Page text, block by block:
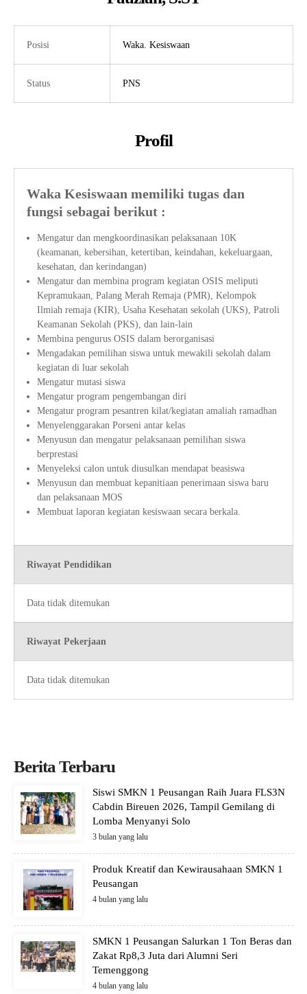
Materi Pemograman Dasar
Sistem Komputer
Bisnis Daring dan Pemasaran
Posisi Waka. Kesiswaan
Status PNS
Profil
Waka Kesiswaan memiliki tugas dan
fungsi sebagai berikut :
Mengatur dan mengkoordinasikan pelaksanaan 10K
(keamanan, kebersihan, ketertiban, keindahan, kekeluargaan,
kesehatan, dan kerindangan)
Mengatur dan membina program kegiatan OSIS meliputi
Kepramukaan, Palang Merah Remaja (PMR), Kelompok
Ilmiah remaja (KIR), Usaha Kesehatan sekolah (UKS), Patroli
Keamanan Sekolah (PKS), dan lain-lain
Membina pengurus OSIS dalam berorganisasi
Mengadakan pemilihan siswa untuk mewakili sekolah dalam
kegiatan di luar sekolah
Mengatur mutasi siswa
Mengatur program pengembangan diri
Mengatur program pesantren kilat/kegiatan amaliah ramadhan
Menyelenggarakan Porseni antar kelas
Menyusun dan mengatur pelaksanaan pemilihan siswa
berprestasi
Menyeleksi calon untuk diusulkan mendapat beasiswa
Menyusun dan membuat kepanitiaan penerimaan siswa baru
dan pelaksanaan MOS
Membuat laporan kegiatan kesiswaan secara berkala.
Riwayat Pendidikan
Data tidak ditemukan
Riwayat Pekerjaan
Data tidak ditemukan
Berita Terbaru
Siswi SMKN 1 Peusangan Raih Juara FLS3N
Cabdin Bireuen 2026, Tampil Gemilang di
Lomba Menyanyi Solo
3 bulan yang lalu
Produk Kreatif dan Kewirausahaan SMKN 1
Peusangan
4 bulan yang lalu
SMKN 1 Peusangan Salurkan 1 Ton Beras dan
Zakat Rp8,3 Juta dari Alumni Seri
Temenggong
4 bulan yang lalu